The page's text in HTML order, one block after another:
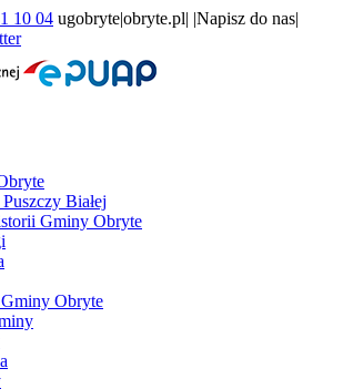
10 04 ugobryte|obryte.pl| |Napisz do nas|
Białej
Gminy Obryte
Gminy Obryte